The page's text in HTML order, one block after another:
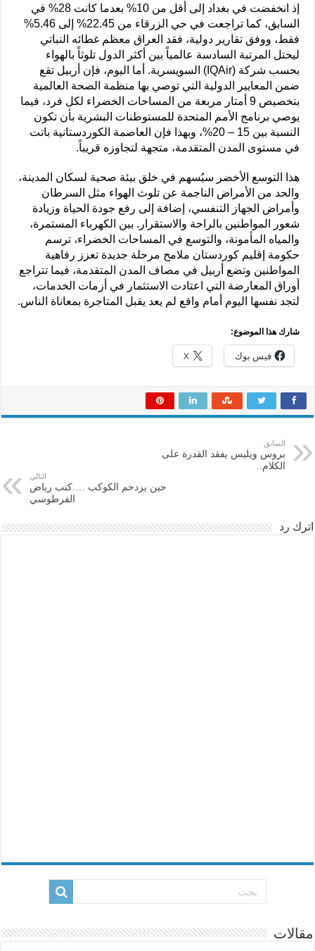
إذ انخفضت في بغداد إلى أقل من 10% بعدما كانت 28% في
السابق، كما تراجعت في حي الزرقاء من 22.45% إلى 5.46%
فقط، ووفق تقارير دولية، فقد العراق معظم غطائه النباتي
ليحتل المرتبة السادسة عالمياً بين أكثر الدول تلوثاً بالهواء
بحسب شركة (IQAir) السويسرية. أما اليوم، فإن أربيل تقع
ضمن المعايير الدولية التي توصي بها منظمة الصحة العالمية
بتخصيص 9 أمتار مربعة من المساحات الخضراء لكل فرد، فيما
يوصي برنامج الأمم المتحدة للمستوطنات البشرية بأن تكون
النسبة بين 15 – 20%، وبهذا فإن العاصمة الكوردستانية باتت
في مستوى المدن المتقدمة، متجهة لتجاوزه قريباً.
هذا التوسع الأخضر سيُسهم في خلق بيئة صحية لسكان المدينة،
والحد من الأمراض الناجمة عن تلوث الهواء مثل السرطان
وأمراض الجهاز التنفسي، إضافة إلى رفع جودة الحياة وزيادة
شعور المواطنين بالراحة والاستقرار. بين الكهرباء المستمرة،
والمياه المأمونة، والتوسع في المساحات الخضراء، ترسم
حكومة إقليم كوردستان ملامح مرحلة جديدة تعزز رفاهية
المواطنين وتضع أربيل في مصاف المدن المتقدمة، فيما تتراجع
أوراق المعارضة التي اعتادت الاستثمار في أزمات الخدمات،
لتجد نفسها اليوم أمام واقع لم يعد يقبل المتاجرة بمعاناة الناس.
شارك هذا الموضوع:
فيس بوك X
السابق
بروس ويليس يفقد القدرة على
الكلام..
التالي
حين يزدحم الكوكب ….كتب رياض
الفرطوسي
اترك رد
مقالات